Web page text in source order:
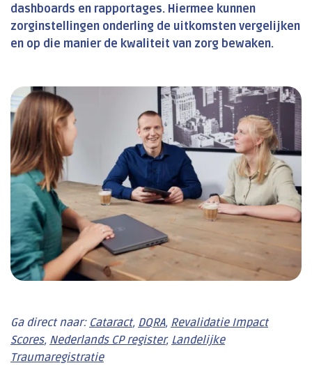
dashboards en rapportages. Hiermee kunnen
zorginstellingen onderling de uitkomsten vergelijken
en op die manier de kwaliteit van zorg bewaken.
Ga direct naar: Cataract, DQRA, Revalidatie Impact
Scores, Nederlands CP register, Landelijke
Traumaregistratie